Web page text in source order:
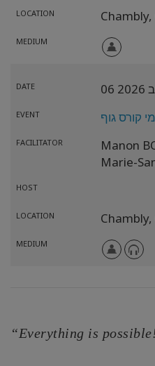
LOCATION Chambly,
MEDIUM
DATE
EVENT קורס גוף
FACILITATOR
Manon
Marie-
HOST
LOCATION Chambly,
MEDIUM
“Everything is